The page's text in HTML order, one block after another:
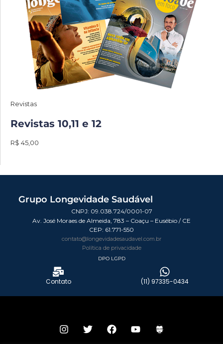
Revistas
Revistas 10,11 e 12
R$ 45,00
Grupo Longevidade Saudável
CNPJ: 09.038.724/0001-07
Av. José Moraes de Almeida, 783 – Coaçu – Eusébio / CE
CEP: 61.771-550
contato@longevidadesaudavel.com.br
Política de privacidade
DPO LGPD
Contato (11) 97335-0434